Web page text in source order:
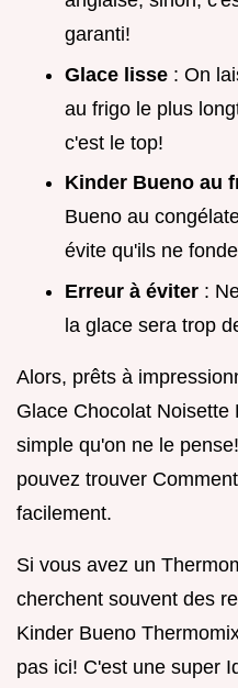
garanti!
Glace lisse : On
au frigo le plus
c'est le top!
Kinder Bueno au
Bueno au
évite qu'ils ne
Erreur à éviter :
la glace sera trop
Alors, prêts à
Glace Chocolat
simple qu'on ne le
pouvez trouver
facilement.
Si vous avez un
cherchent souvent des
Kinder Bueno
pas ici! C'est une super